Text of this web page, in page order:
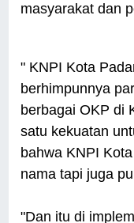
masyarakat dan
" KNPI Kota
berhimpunnya
berbagai OKP di
satu kekuatan
bahwa KNPI
nama tapi juga
"Dan itu di